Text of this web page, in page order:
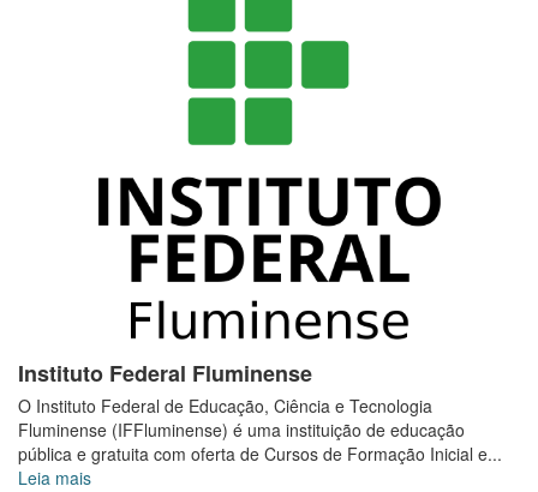
Instituto Federal Fluminense
O Instituto Federal de Educação, Ciência e Tecnologia
Fluminense (IFFluminense) é uma instituição de educação
pública e gratuita com oferta de Cursos de Formação Inicial e...
Leia mais